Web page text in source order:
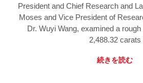
President and Chief Research and
Moses and Vice President of
Dr. Wuyi Wang, examined a
2,488.32 carats
続きを読む